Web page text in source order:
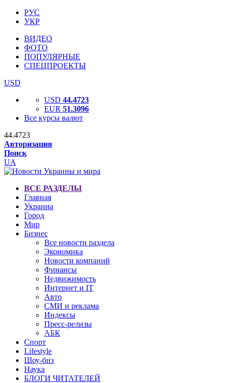
РУС
УКР
ВИДЕО
ФОТО
ПОПУЛЯРНЫЕ
СПЕЦПРОЕКТЫ
USD
USD 44.4723
EUR 51.3096
Все курсы валют
44.4723
Авторизация
Поиск
UA
ВСЕ РАЗДЕЛЫ
Главная
Украина
Город
Мир
Бизнес
Все новости раздела
Экономика
Новости компаний
Финансы
Недвижимость
Интернет и IT
Авто
СМИ и реклама
Индексы
Пресс-релизы
АБК
Спорт
Lifestyle
Шоу-биз
Наука
БЛОГИ ЧИТАТЕЛЕЙ